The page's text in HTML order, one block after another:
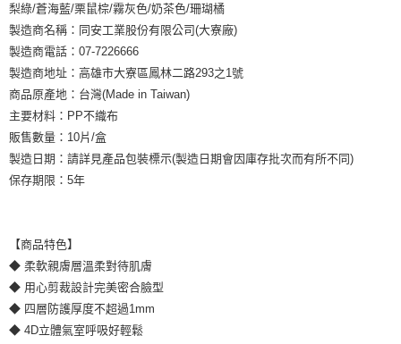
梨綠/蒼海藍/栗鼠棕/霧灰色/奶茶色/珊瑚橘
製造商名稱：同安工業股份有限公司(大寮廠)
製造商電話：07-7226666
製造商地址：高雄市大寮區鳳林二路293之1號
商品原產地：台灣(Made in Taiwan)
主要材料：PP不織布
販售數量：10片/盒
製造日期：請詳見產品包裝標示(製造日期會因庫存批次而有所不同)
保存期限：5年
【商品特色】
◆ 柔軟親膚層溫柔對待肌膚
◆ 用心剪裁設計完美密合臉型
◆ 四層防護厚度不超過1mm
◆ 4D立體氣室呼吸好輕鬆